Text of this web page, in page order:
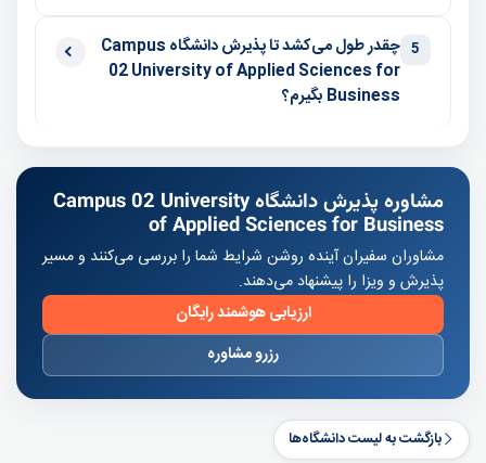
5
چقدر طول می‌کشد تا پذیرش دانشگاه Campus
02 University of Applied Sciences for
Business بگیرم؟
مشاوره پذیرش دانشگاه Campus 02 University
of Applied Sciences for Business
مشاوران سفیران آینده روشن شرایط شما را بررسی می‌کنند و مسیر
پذیرش و ویزا را پیشنهاد می‌دهند.
ارزیابی هوشمند رایگان
رزرو مشاوره
بازگشت به لیست دانشگاه‌ها